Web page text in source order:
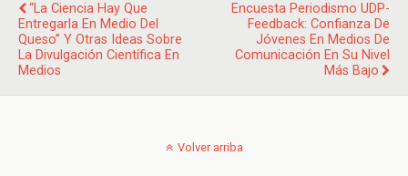
“La Ciencia Hay Que
Entregarla En Medio Del
Queso” Y Otras Ideas Sobre
La Divulgación Científica En
Medios
Encuesta Periodismo UDP-
Feedback: Confianza De
Jóvenes En Medios De
Comunicación En Su Nivel
Más Bajo
Volver arriba